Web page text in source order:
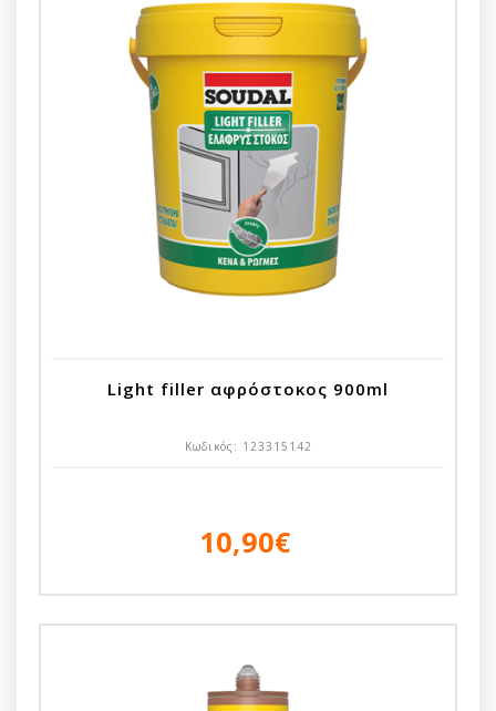
Light filler αφρόστοκος 900ml
Κωδικός: 123315142
10,90€